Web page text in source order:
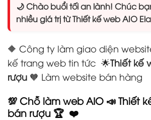
🌙 Chào buổi tối an lành! Chúc
nhiều giá trị từ Thiết kế web AIO
🔶 Công ty làm giao diện
kế trang web tin tức 🌟Thiết kế
rượu 🧡 Làm website bán hàng
💯 Chỗ làm web AIO 📣 Thiết
bán rượu 🏆 ❤️